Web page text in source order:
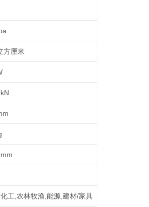
方厘米
工,农林牧渔,能源,建材/家具